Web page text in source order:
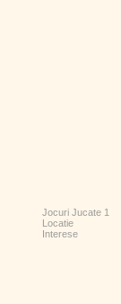
Jocuri Jucate 1
Locatie
Interese